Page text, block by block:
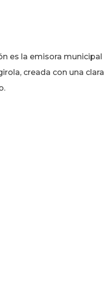
es la emisora municipal
creada con una clara